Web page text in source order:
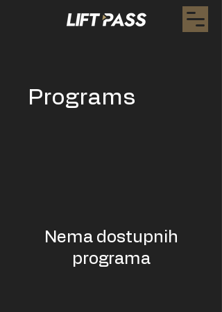
Programs
Nema dostupnih
programa